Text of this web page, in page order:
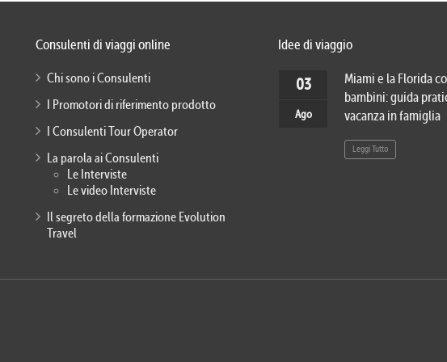
Consulenti di viaggi online
Chi sono i Consulenti
I Promotori di riferimento prodotto
I Consulenti Tour Operator
La parola ai Consulenti
Le Interviste
Le video Interviste
Il segreto della formazione Evolution
Travel
Idee di viaggio
03
Ago
Miami e la Florida
bambini: guida
vacanza in famiglia
Leggi Tutto